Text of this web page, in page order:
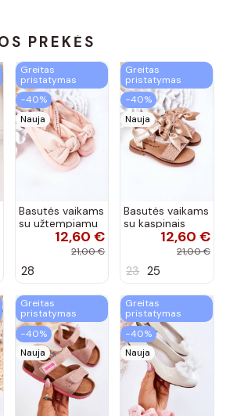
PREKĖS
Greitas
pristatymas
−40%
Nauja
Basutės vaikams
su užtempiamu
užsegimu
rožinės spalvos
12,60 €
21,00 €
28
Greitas
pristatymas
−40%
Nauja
Basutės vaikams
su kaspinais
aukso spalvos
12,60 €
21,00 €
23 25
Greitas
pristatymas
−40%
Nauja
Greitas
pristatymas
−40%
Nauja